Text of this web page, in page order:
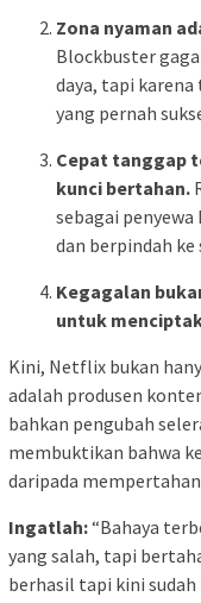
Zona nyaman
Blockbuster
daya, tapi
yang pernah
Cepat tanggap
kunci bertahan.
sebagai
dan berpindah
Kegagalan
untuk
Kini, Netflix bukan
adalah produsen
bahkan pengubah
membuktikan bahwa
daripada
Ingatlah:“Bahaya
yang salah, tapi
berhasil tapi kini sudah